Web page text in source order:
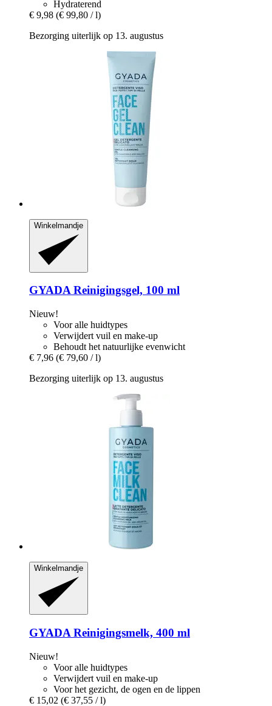
Hydraterend
€ 9,98 (€ 99,80 / l)
Bezorging uiterlijk op 13. augustus
Winkelmandje
GYADAReinigingsgel, 100 ml
Nieuw!
Voor alle huidtypes
Verwijdert vuil en make-up
Behoudt het natuurlijke evenwicht
€ 7,96 (€ 79,60 / l)
Bezorging uiterlijk op 13. augustus
Winkelmandje
GYADA Reinigingsmelk, 400 ml
Nieuw!
Voor alle huidtypes
Verwijdert vuil en make-up
Voor het gezicht, de ogen en de lippen
€ 15,02 (€ 37,55 / l)